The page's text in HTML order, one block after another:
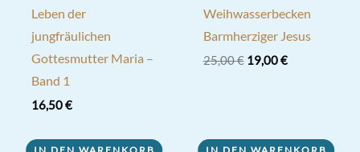
Leben der
jungfräulichen
Gottesmutter Maria –
Band 1
16,50€
Weihwasserbecken
Barmherziger Jesus
25,00€ Ursprünglicher
19,00€Aktueller